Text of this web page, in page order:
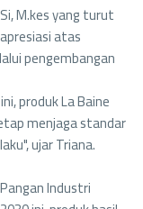
M.kes yang turut
atas
pengembangan
produk La Baine
menjaga standar
ujar Triana.
Industri